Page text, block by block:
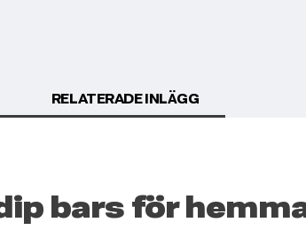
bars för
RELATERADE INLÄGG